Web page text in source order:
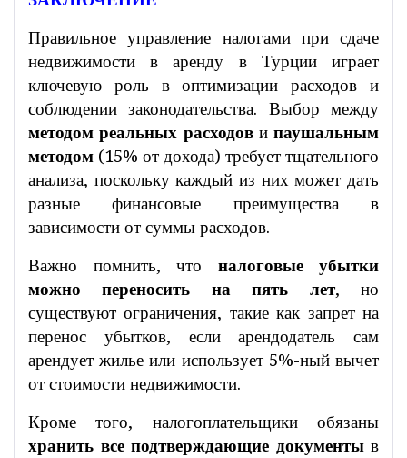
Правильное управление налогами при сдаче
недвижимости в аренду в Турции играет
ключевую роль в оптимизации расходов и
соблюдении законодательства. Выбор между
методом реальных расходови паушальным
методом (15% от дохода) требует тщательного
анализа, поскольку каждый из них может дать
разные финансовые преимущества в
зависимости от суммы расходов.
Важно помнить, что налоговые убытки
можно переносить на пять лет, но
существуют ограничения, такие как запрет на
перенос убытков, если арендодатель сам
арендует жилье или использует 5%-ный вычет
от стоимости недвижимости.
Кроме того, налогоплательщики обязаны
хранить все подтверждающие документыв